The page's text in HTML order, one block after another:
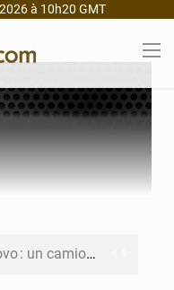
à 10h20 GMT
Porto‑Novo : un camion de produits pétroliers embrase Avakpa